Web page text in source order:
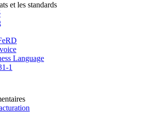
et les standards
Language
1